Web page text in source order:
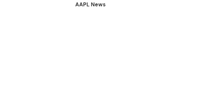
AAPL News